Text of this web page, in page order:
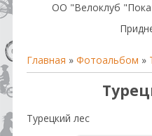
OO "Велоклуб
Главная » Фотоальбом »
Турецкий лес